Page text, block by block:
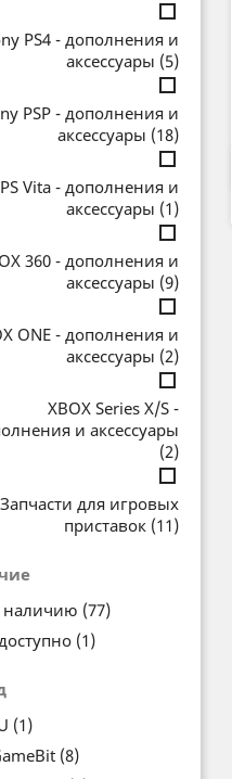
PS4 - дополнения и
аксессуары (5)
PSP - дополнения и
аксессуары (18)
Vita - дополнения и
аксессуары (1)
360 - дополнения и
аксессуары (9)
ONE - дополнения и
аксессуары (2)
XBOX Series X/S -
и аксессуары
(2)
Запчасти для игровых
приставок (11)
наличию (77)
(1)
(1)
(8)